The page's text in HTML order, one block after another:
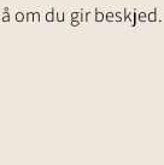
om du gir beskjed.